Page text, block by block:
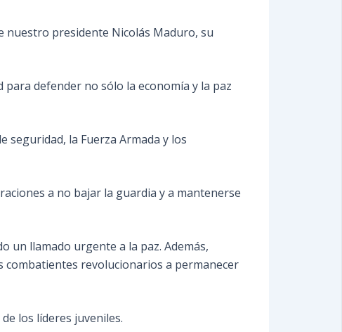
nuestro presidente Nicolás Maduro, su
defender no sólo la economía y la paz
seguridad, la Fuerza Armada y los
a no bajar la guardia y a mantenerse
un llamado urgente a la paz. Además,
combatientes revolucionarios a permanecer
los líderes juveniles.